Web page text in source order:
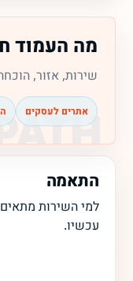
מה העמוד
שירות, אזור,
אתרים לעסקים
התאמה
למי השירות
עכשיו.